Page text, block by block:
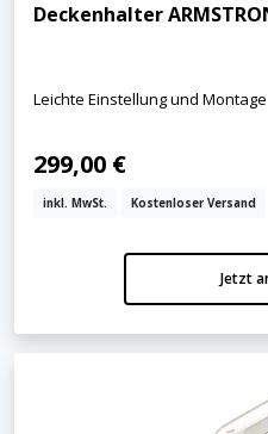
Deckenhalter
Leichte Einstellung und Montage
299,00 €
inkl. MwSt. Kostenloser Versand
Jetzt